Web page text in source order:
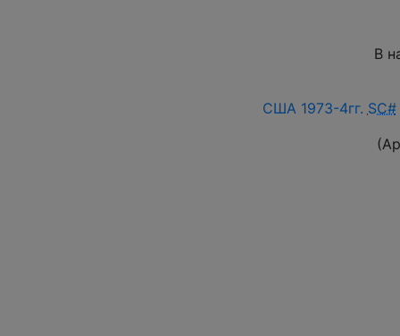
В
США 1973-4гг. SC#